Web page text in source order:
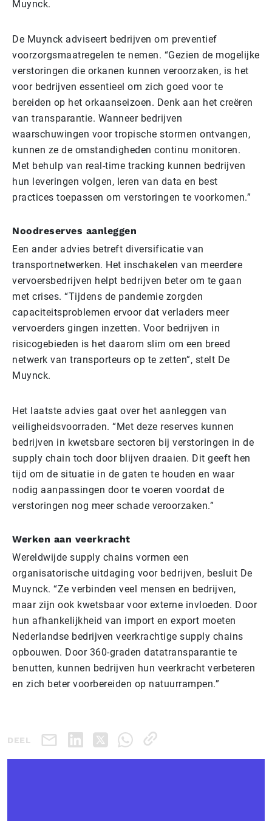
Muynck.
De Muynck adviseert bedrijven om preventief
voorzorgsmaatregelen te nemen. “Gezien de mogelijke
verstoringen die orkanen kunnen veroorzaken, is het
voor bedrijven essentieel om zich goed voor te
bereiden op het orkaanseizoen. Denk aan het creëren
van transparantie. Wanneer bedrijven
waarschuwingen voor tropische stormen ontvangen,
kunnen ze de omstandigheden continu monitoren.
Met behulp van real-time tracking kunnen bedrijven
hun leveringen volgen, leren van data en best
practices toepassen om verstoringen te voorkomen.”
Noodreserves aanleggen
Een ander advies betreft diversificatie van
transportnetwerken. Het inschakelen van meerdere
vervoersbedrijven helpt bedrijven beter om te gaan
met crises. “Tijdens de pandemie zorgden
capaciteitsproblemen ervoor dat verladers meer
vervoerders gingen inzetten. Voor bedrijven in
risicogebieden is het daarom slim om een breed
netwerk van transporteurs op te zetten”, stelt De
Muynck.
Het laatste advies gaat over het aanleggen van
veiligheidsvoorraden. “Met deze reserves kunnen
bedrijven in kwetsbare sectoren bij verstoringen in de
supply chain toch door blijven draaien. Dit geeft hen
tijd om de situatie in de gaten te houden en waar
nodig aanpassingen door te voeren voordat de
verstoringen nog meer schade veroorzaken.”
Werken aan veerkracht
Wereldwijde supply chains vormen een
organisatorische uitdaging voor bedrijven, besluit De
Muynck. “Ze verbinden veel mensen en bedrijven,
maar zijn ook kwetsbaar voor externe invloeden. Door
hun afhankelijkheid van import en export moeten
Nederlandse bedrijven veerkrachtige supply chains
opbouwen. Door 360-graden datatransparantie te
benutten, kunnen bedrijven hun veerkracht verbeteren
en zich beter voorbereiden op natuurrampen.”
DEEL